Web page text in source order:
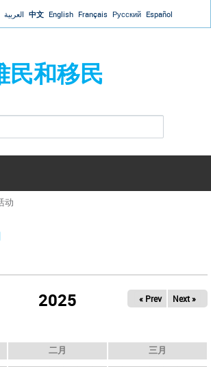
Jump to navigationالعربية 中文 English Français Русский Español
民和移民
动
2025 « Prev Next »
二月 三月